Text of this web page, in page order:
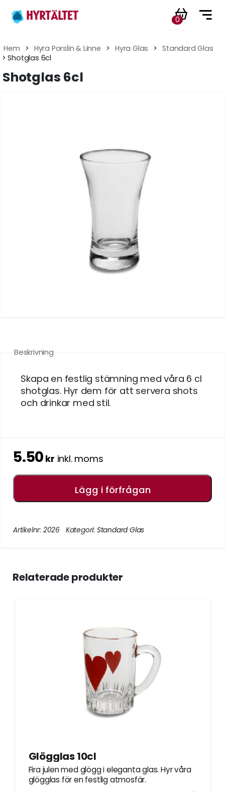
0
Hem > Hyra Porslin & Linne > Hyra Glas > Standard Glas
> Shotglas 6cl
Shotglas 6cl
Beskrivning
Skapa en festlig stämning med våra 6 cl
shotglas. Hyr dem för att servera shots
och drinkar med stil.
5.50 kr inkl. moms
Lägg i förfrågan
Artikelnr: 2026 Kategori: Standard Glas
Relaterade produkter
Glögglas 10cl
Fira julen med glögg i eleganta glas. Hyr våra
glögglas för en festlig atmosfär.